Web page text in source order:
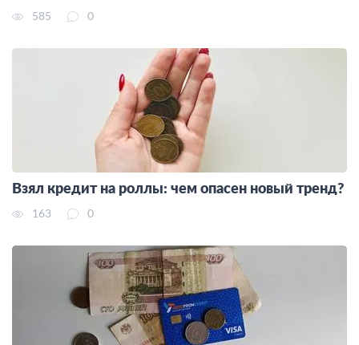
585 0
Взял кредит на роллы: чем опасен новый тренд?
163 0